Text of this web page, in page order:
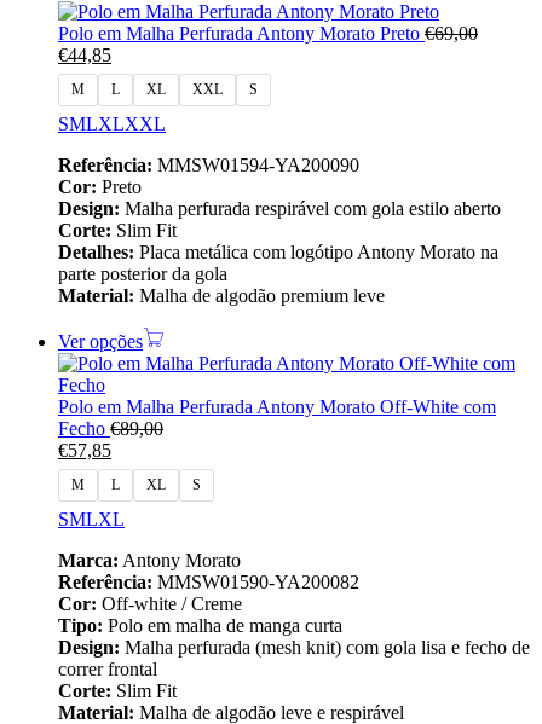
Polo em Malha Perfurada Antony Morato Preto €69,00
€44,85
M L XL XXL S
SMLXLXXL
Referência: MMSW01594-YA200090
Cor: Preto
Design: Malha perfurada respirável com gola estilo aberto
Corte: Slim Fit
Detalhes: Placa metálica com logótipo Antony Morato na
parte posterior da gola
Material: Malha de algodão premium leve
Ver opções
Polo em Malha Perfurada Antony Morato Off‑White com
Fecho €89,00
€57,85
M L XL S
SMLXL
Marca: Antony Morato
Referência: MMSW01590-YA200082
Cor: Off‑white / Creme
Tipo: Polo em malha de manga curta
Design: Malha perfurada (mesh knit) com gola lisa e fecho de
correr frontal
Corte: Slim Fit
Material: Malha de algodão leve e respirável